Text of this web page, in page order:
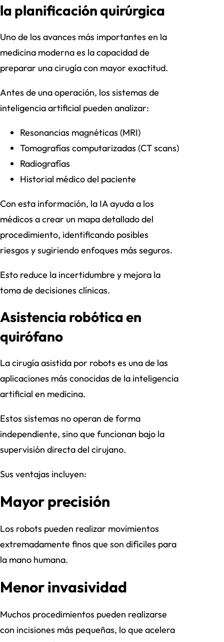
la planificación quirúrgica
Uno de los avances más importantes en la
medicina moderna es la capacidad de
preparar una cirugía con mayor exactitud.
Antes de una operación, los sistemas de
inteligencia artificial pueden analizar:
Resonancias magnéticas (MRI)
Tomografías computarizadas (CT scans)
Radiografías
Historial médico del paciente
Con esta información, la IA ayuda a los
médicos a crear un mapa detallado del
procedimiento, identificando posibles
riesgos y sugiriendo enfoques más seguros.
Esto reduce la incertidumbre y mejora la
toma de decisiones clínicas.
Asistencia robótica en
quirófano
La cirugía asistida por robots es una de las
aplicaciones más conocidas de la inteligencia
artificial en medicina.
Estos sistemas no operan de forma
independiente, sino que funcionan bajo la
supervisión directa del cirujano.
Sus ventajas incluyen:
Mayor precisión
Los robots pueden realizar movimientos
extremadamente finos que son difíciles para
la mano humana.
Menor invasividad
Muchos procedimientos pueden realizarse
con incisiones más pequeñas, lo que acelera